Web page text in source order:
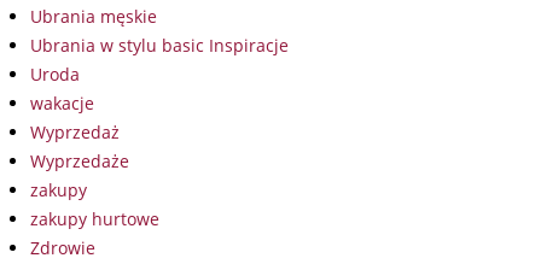
Ubrania męskie
Ubrania w stylu basic Inspiracje
Uroda
wakacje
Wyprzedaż
Wyprzedaże
zakupy
zakupy hurtowe
Zdrowie